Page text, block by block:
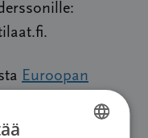
Euroopan